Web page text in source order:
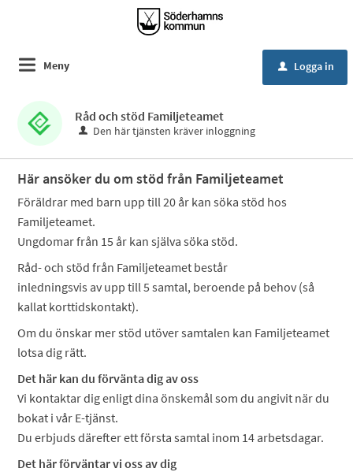
Meny u Logga in
Råd och stöd Familjeteamet
Den här tjänsten kräver inloggning
Här ansöker du om stöd från Familjeteamet
Föräldrar med barn upp till 20 år kan söka stöd hos
Familjeteamet.
Ungdomar från 15 år kan själva söka stöd.
Råd- och stöd från Familjeteamet består
inledningsvis av upp till 5 samtal, beroende på behov (så
kallat korttidskontakt).
Om du önskar mer stöd utöver samtalen kan Familjeteamet
lotsa dig rätt.
Det här kan du förvänta dig av oss
Vi kontaktar dig enligt dina önskemål som du angivit när du
bokat i vår E-tjänst.
Du erbjuds därefter ett första samtal inom 14 arbetsdagar.
Det här förväntar vi oss av dig